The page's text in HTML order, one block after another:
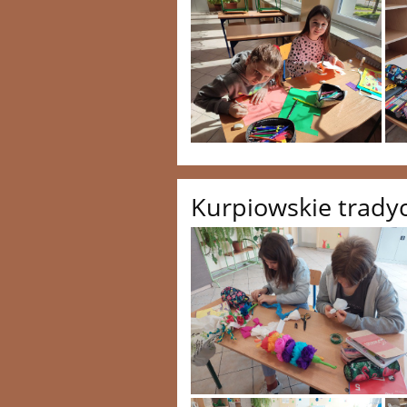
Kurpiowskie